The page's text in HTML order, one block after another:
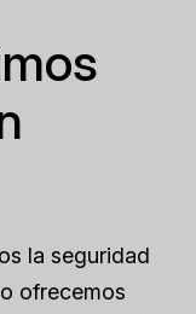
la seguridad
ofrecemos